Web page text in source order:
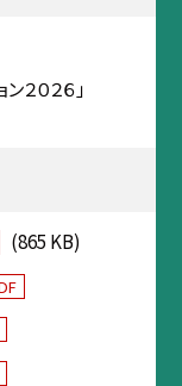
０２６」
(865 KB)